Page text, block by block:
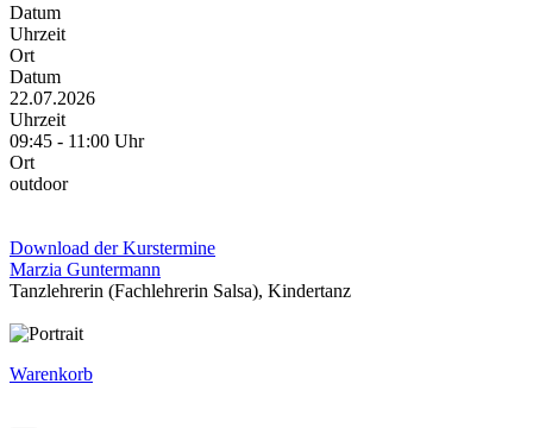
Datum
Uhrzeit
Ort
Datum
22.07.2026
Uhrzeit
09:45 - 11:00 Uhr
Ort
outdoor
Download der Kurstermine
Marzia Guntermann
Tanzlehrerin (Fachlehrerin Salsa), Kindertanz
Warenkorb